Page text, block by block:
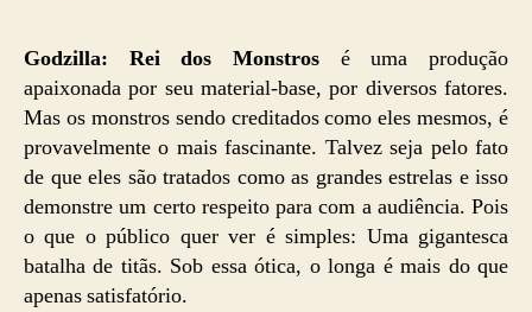
Godzilla: Rei dos Monstros é uma produção
apaixonada por seu material-base, por diversos fatores.
Mas os monstros sendo creditados como eles mesmos, é
provavelmente o mais fascinante. Talvez seja pelo fato
de que eles são tratados como as grandes estrelas e isso
demonstre um certo respeito para com a audiência. Pois
o que o público quer ver é simples: Uma gigantesca
batalha de titãs. Sob essa ótica, o longa é mais do que
apenas satisfatório.